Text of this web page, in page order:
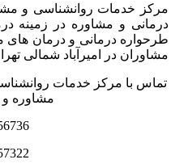
مرکز خدمات روانشناسی و
طرحواره درمانی و درمان های
مشاوران در امیرآباد شمالی
تماس با مرکز خدمات
مشاوره و